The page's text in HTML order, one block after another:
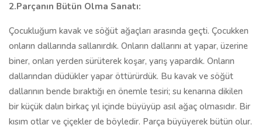
2.Parçanın Bütün Olma Sanatı:
Çocukluğum kavak ve söğüt ağaçları arasında geçti. Çocukken
onların dallarında sallanırdık. Onların dallarını at yapar, üzerine
biner, onları yerden sürüterek koşar, yarış yapardık. Onların
dallarından düdükler yapar öttürürdük. Bu kavak ve söğüt
dallarının bende bıraktığı en önemle tesiri; su kenarına dikilen
bir küçük dalın birkaç yıl içinde büyüyüp asıl ağaç olmasıdır. Bir
kısım otlar ve çiçekler de böyledir. Parça büyüyerek bütün olur.